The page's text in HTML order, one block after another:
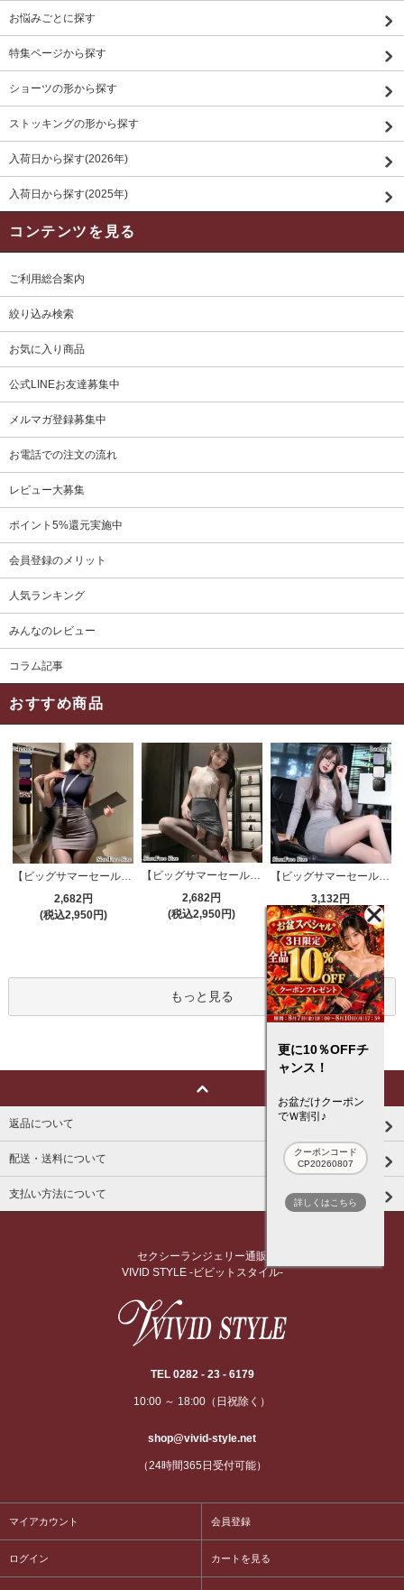
お悩みごとに探す
特集ページから探す
ショーツの形から探す
ストッキングの形から探す
入荷日から探す(2026年)
入荷日から探す(2025年)
コンテンツを見る
ご利用総合案内
絞り込み検索
お気に入り商品
公式LINEお友達募集中
メルマガ登録募集中
お電話での注文の流れ
レビュー大募集
ポイント5%還元実施中
会員登録のメリット
人気ランキング
みんなのレビュー
コラム記事
おすすめ商品
【ビッグサマーセール対象品】セクシーコスプレ(SEXYCOSPLAY) 4421
2,682円
(税込2,950円)
【ビッグサマーセール対象品】セクシーコスプレ(SEXYCOSPLAY) 4191
2,682円
(税込2,950円)
【ビッグサマーセール対象品】セクシーコスプレ(SEXYCOSPLAY) 4173
3,132円
(税込3,445円)
もっと見る
返品について
配送・送料について
支払い方法について
セクシーランジェリー通販
VIVID STYLE -ビビットスタイル-
TEL 0282 - 23 - 6179
10:00 ～ 18:00（日祝除く）
shop@vivid-style.net
（24時間365日受付可能）
マイアカウント 会員登録
ログイン カートを見る
更に10％OFFチ
ャンス！
お盆だけクーポン
でＷ割引♪
クーポンコード
CP20260807
詳しくはこちら